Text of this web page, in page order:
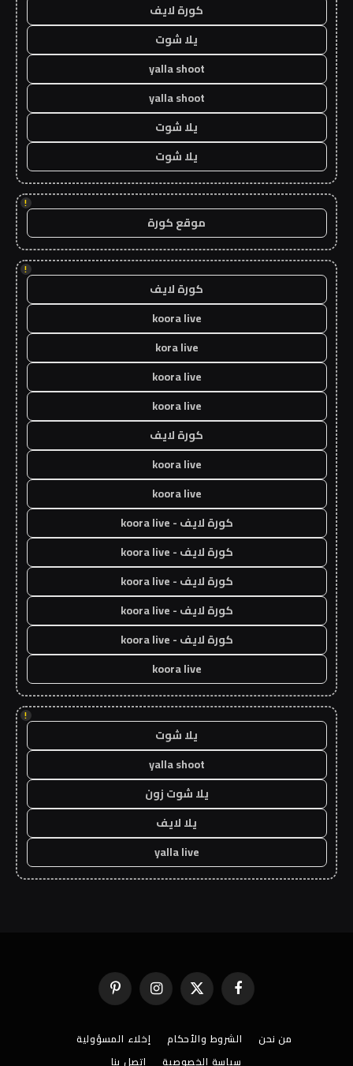
كورة لايف
يلا شوت
yalla shoot
yalla shoot
يلا شوت
يلا شوت
!
موقع كورة
!
كورة لايف
koora live
kora live
koora live
koora live
كورة لايف
koora live
koora live
كورة لايف - koora live
كورة لايف - koora live
كورة لايف - koora live
كورة لايف - koora live
كورة لايف - koora live
koora live
!
يلا شوت
yalla shoot
يلا شوت زون
يلا لايف
yalla live
فيسبوك X
(Twitter)
الانستغرامبينتيريست
من نحن الشروط والأحكام
إخلاء المسؤولية
سياسة الخصوصية
اتصل بنا